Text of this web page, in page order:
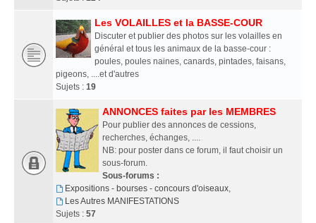
Les VOLAILLES et la BASSE-COUR
Discuter et publier des photos sur les volailles en
général et tous les animaux de la basse-cour :
poules, poules naines, canards, pintades, faisans,
pigeons, ....et d'autres
Sujets : 19
ANNONCES faites par les MEMBRES
Pour publier des annonces de cessions,
recherches, échanges, ....
NB: pour poster dans ce forum, il faut choisir un
sous-forum.
Sous-forums :
Expositions - bourses - concours d'oiseaux,
Les Autres MANIFESTATIONS
Sujets : 57